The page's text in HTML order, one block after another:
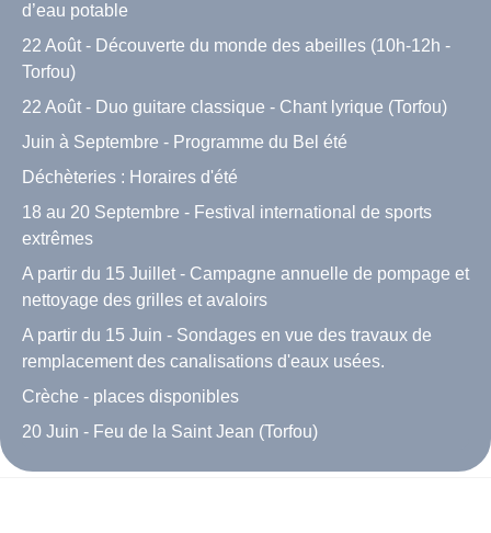
d’eau potable
22 Août - Découverte du monde des abeilles (10h-12h -
Torfou)
22 Août - Duo guitare classique - Chant lyrique (Torfou)
Juin à Septembre - Programme du Bel été
Déchèteries : Horaires d'été
18 au 20 Septembre - Festival international de sports
extrêmes
A partir du 15 Juillet - Campagne annuelle de pompage et
nettoyage des grilles et avaloirs
A partir du 15 Juin - Sondages en vue des travaux de
remplacement des canalisations d'eaux usées.
Crèche - places disponibles
20 Juin - Feu de la Saint Jean (Torfou)